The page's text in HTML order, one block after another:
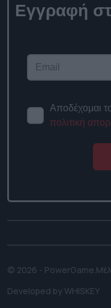
Εγγραφή
Αποδέχομαι
πολιτική
© 2026 - PowerGame.
Developed by WHISKEY